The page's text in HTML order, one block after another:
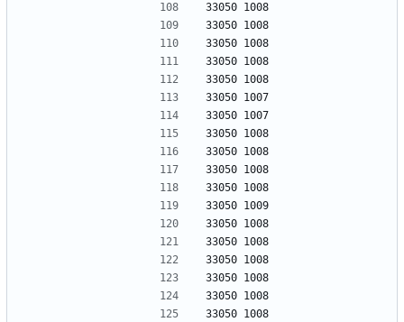
33050 1008
33050 1008
33050 1008
33050 1008
33050 1008
33050 1007
33050 1007
33050 1008
33050 1008
33050 1008
33050 1008
33050 1009
33050 1008
33050 1008
33050 1008
33050 1008
33050 1008
33050 1008